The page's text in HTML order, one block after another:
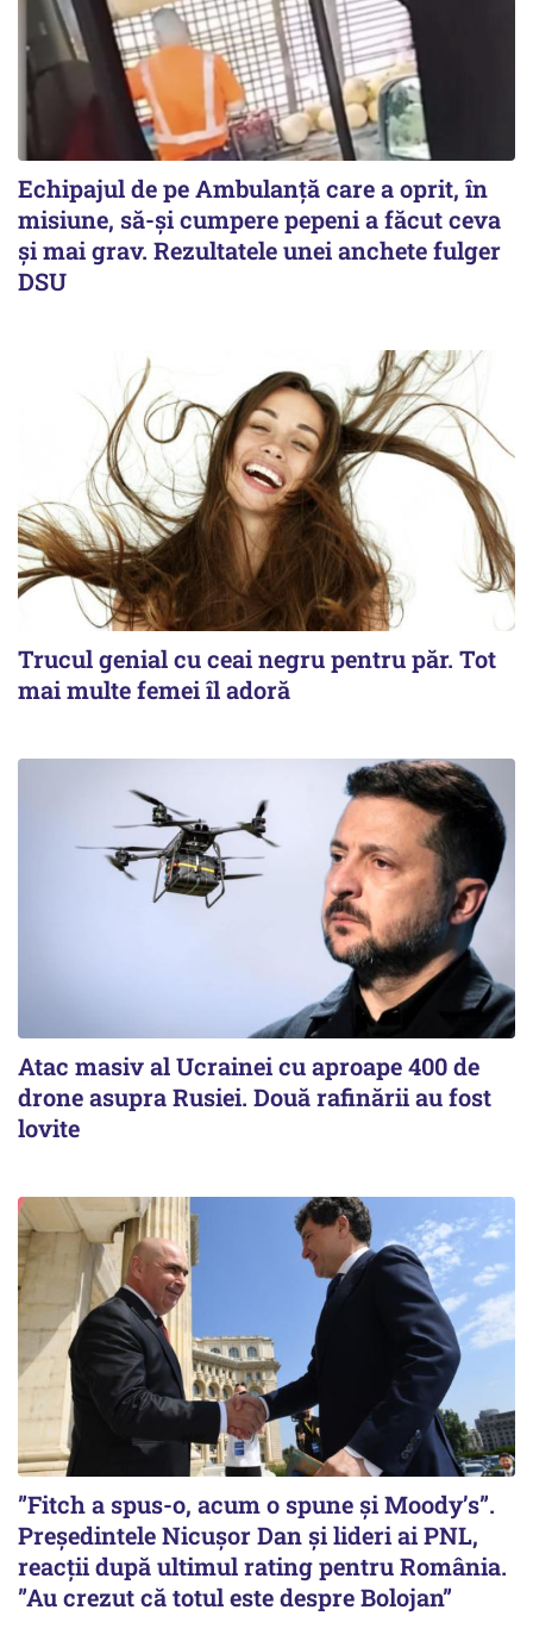
Echipajul de pe Ambulanță care a oprit, în
misiune, să-și cumpere pepeni a făcut ceva
și mai grav. Rezultatele unei anchete fulger
DSU
Trucul genial cu ceai negru pentru păr. Tot
mai multe femei îl adoră
Atac masiv al Ucrainei cu aproape 400 de
drone asupra Rusiei. Două rafinării au fost
lovite
”Fitch a spus-o, acum o spune și Moody’s”.
Președintele Nicușor Dan și lideri ai PNL,
reacții după ultimul rating pentru România.
”Au crezut că totul este despre Bolojan”